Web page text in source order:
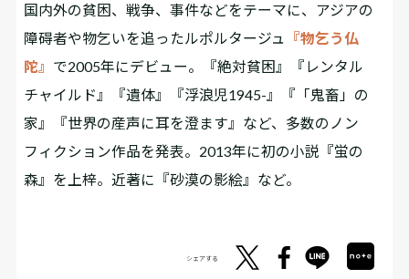
国内外の貧困、戦争、事件などをテーマに、アジアの
障碍者や物乞いを追ったルポルタージュ
『物乞う仏
陀』 で2005年にデビュー。『絶対貧困』『レンタル
チャイルド』『遺体』『浮浪児1945-』『「鬼畜」の
家』『世界の産声に耳を澄ます』など、多数のノン
フィクション作品を発表。2013年に初の小説『蛍の
森』を上梓。近著に『砂漠の影絵』など。
シェアする